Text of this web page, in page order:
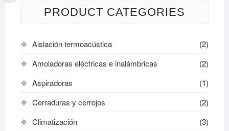
PRODUCT CATEGORIES
Aislación termoacústica
(2)
Amoladoras eléctricas e inalámbricas
(2)
Aspiradoras
(1)
Cerraduras y cerrojos
(2)
Climatización
(3)